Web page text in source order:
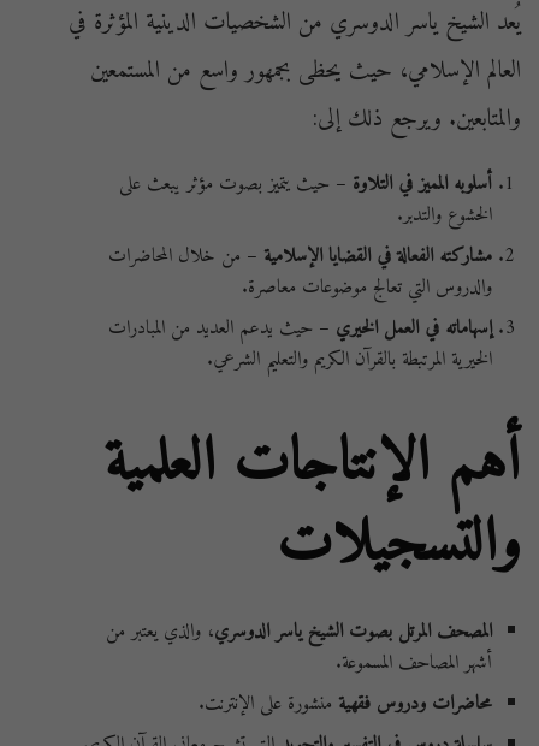
يُعد الشيخ ياسر الدوسري من الشخصيات الدينية المؤثرة في
العالم الإسلامي، حيث يحظى بجمهور واسع من المستمعين
والمتابعين. ويرجع ذلك إلى:
أسلوبه المميز في التلاوة – حيث يتميز بصوت مؤثر يبعث على
الخشوع والتدبر.
مشاركته الفعالة في القضايا الإسلامية – من خلال المحاضرات
والدروس التي تعالج موضوعات معاصرة.
إسهاماته في العمل الخيري – حيث يدعم العديد من المبادرات
الخيرية المرتبطة بالقرآن الكريم والتعليم الشرعي.
أهم الإنتاجات العلمية
والتسجيلات
المصحف المرتل بصوت الشيخ ياسر الدوسري، والذي يعتبر من
أشهر المصاحف المسموعة.
محاضرات ودروس فقهية منشورة على الإنترنت.